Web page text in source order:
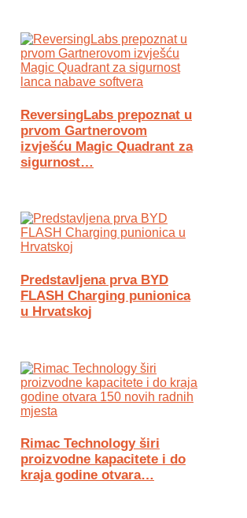
ReversingLabs prepoznat u
prvom Gartnerovom
izvješću Magic Quadrant za
sigurnost…
Predstavljena prva BYD
FLASH Charging punionica
u Hrvatskoj
Rimac Technology širi
proizvodne kapacitete i do
kraja godine otvara…